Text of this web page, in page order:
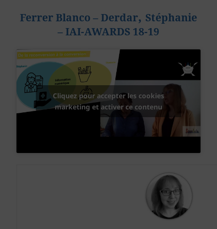
Ferrer Blanco – Derdar, Stéphanie
– IAI-AWARDS 18-19
Cliquez pour accepter les cookies
marketing et activer ce contenu